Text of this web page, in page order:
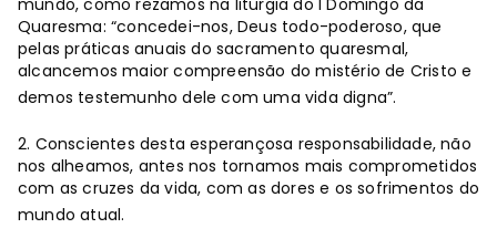
mundo, como rezamos na liturgia do I Domingo da
Quaresma: “concedei-nos, Deus todo-poderoso, que
pelas práticas anuais do sacramento quaresmal,
alcancemos maior compreensão do mistério de Cristo e
demos testemunho dele com uma vida digna”.
2. Conscientes desta esperançosa responsabilidade, não
nos alheamos, antes nos tornamos mais comprometidos
com as cruzes da vida, com as dores e os sofrimentos do
mundo atual.